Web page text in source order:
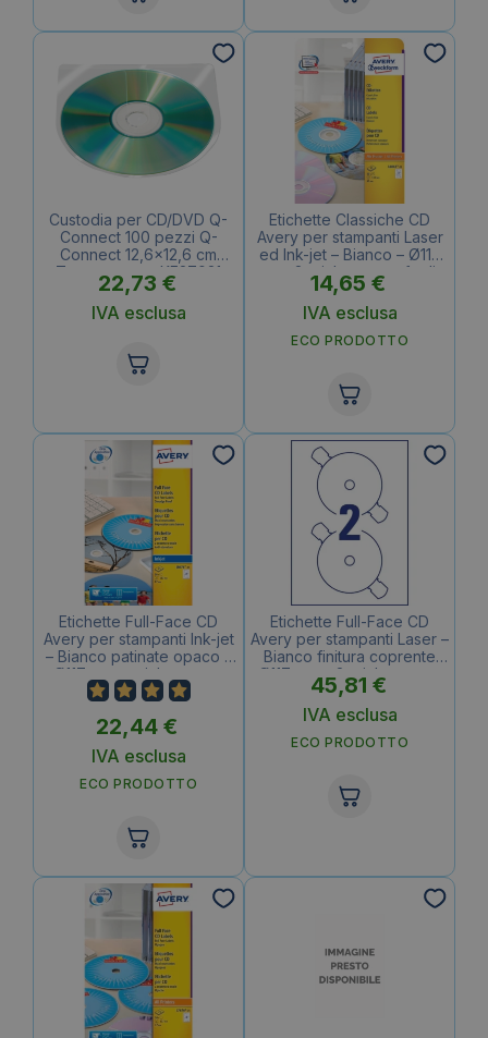
Custodia per CD/DVD Q-
Connect 100 pezzi Q-
Connect 12,6×12,6 cm
Trasparente – KF27031
(conf.100)
22,73 €
IVA esclusa
Etichette Classiche CD
Avery per stampanti Laser
ed Ink-jet – Bianco – Ø117
mm – 2 etichette per foglio
– 25 fogli – L6043-25
(conf.50 etichette)
14,65 €
IVA esclusa
ECO PRODOTTO
Etichette Full-Face CD
Avery per stampanti Ink-jet
– Bianco patinate opaco –
Ø117 mm – etichette per
foglio – 25 fogli – J8676-
22,44 €
IVA esclusa
ECO PRODOTTO
Etichette Full-Face CD
Avery per stampanti Laser –
Bianco finitura coprente
Ø117 mm – 2 etichette per
foglio – 100 fogli – L7676-
100 (conf.200 etichette)
45,81 €
IVA esclusa
ECO PRODOTTO